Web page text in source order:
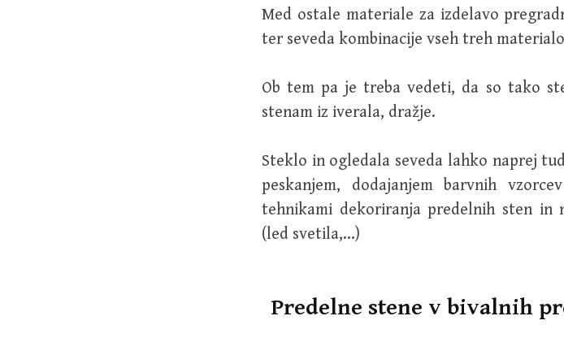
Med ostale materiale za izdelavo
ter seveda kombinacije vseh treh
Ob tem pa je treba vedeti, da so tako
stenam iz iverala, dražje.
Steklo in ogledala seveda lahko naprej
peskanjem, dodajanjem barvnih
tehnikami dekoriranja predelnih sten in
(led svetila,…)
Predelne stene v bivalnih